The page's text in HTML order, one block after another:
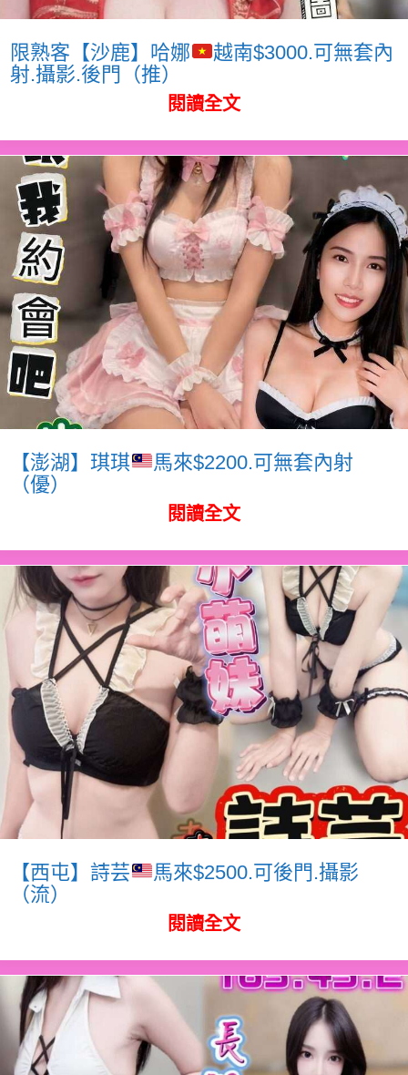
限熟客【沙鹿】哈娜
越南$3000.可無套內
射.攝影.後門（推）
閱讀全文
【澎湖】琪琪
馬來$2200.可無套內射
（優）
閱讀全文
【西屯】詩芸
馬來$2500.可後門.攝影
（流）
閱讀全文